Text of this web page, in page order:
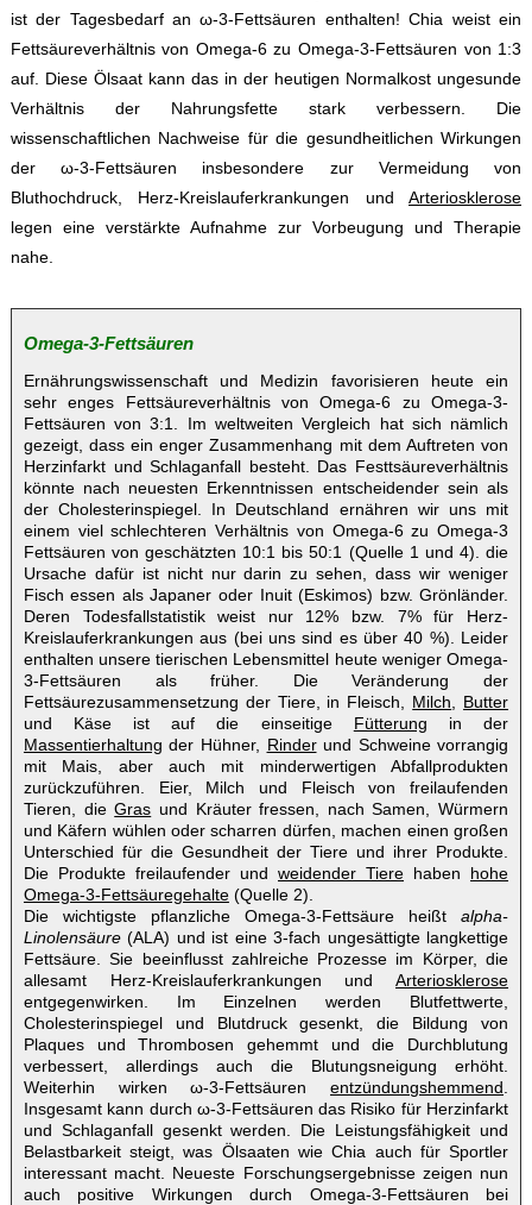
ist der Tagesbedarf an ω-3-Fettsäuren enthalten! Chia weist ein
Fettsäureverhältnis von Omega-6 zu Omega-3-Fettsäuren von 1:3
auf. Diese Ölsaat kann das in der heutigen Normalkost ungesunde
Verhältnis der Nahrungsfette stark verbessern. Die
wissenschaftlichen Nachweise für die gesundheitlichen Wirkungen
der ω-3-Fettsäuren insbesondere zur Vermeidung von
Bluthochdruck, Herz-Kreislauferkrankungen undArteriosklerose
legen eine verstärkte Aufnahme zur Vorbeugung und Therapie
nahe.
Omega-3-Fettsäuren
Ernährungswissenschaft und Medizin favorisieren heute ein
sehr enges Fettsäureverhältnis vonOmega-6 zu Omega-3-
Fettsäuren von 3:1. Im weltweiten Vergleich hat sich nämlich
gezeigt, dass ein enger Zusammenhang mit dem Auftreten von
Herzinfarkt und Schlaganfall besteht. Das Festtsäureverhältnis
könnte nach neuesten Erkenntnissen entscheidender sein als
der Cholesterinspiegel. In Deutschland ernähren wir uns mit
einem viel schlechteren Verhältnis von Omega-6zu Omega-3
Fettsäuren von geschätzten 10:1 bis 50:1 (Quelle 1 und 4). die
Ursache dafür ist nicht nur darin zu sehen, dass wir weniger
Fisch essen als Japaner oder Inuit (Eskimos) bzw. Grönländer.
Deren Todesfallstatistik weist nur 12% bzw. 7% für Herz-
Kreislauferkrankungen aus (bei uns sind es über 40 %). Leider
enthalten unsere tierischen Lebensmittel heute weniger Omega-
3-Fettsäuren als früher. Die Veränderung der
Fettsäurezusammensetzung der Tiere, in Fleisch, Milch
Butter
und Käse ist auf die einseitige Fütterung in der
Massentierhaltung der Hühner, Rinderund Schweine vorrangig
mit Mais, aber auch mit minderwertigen Abfallprodukten
zurückzuführen. Eier, Milch und Fleisch von freilaufenden
Tieren, dieGras und Kräuter fressen, nach Samen, Würmern
und Käfern wühlen oder scharren dürfen, machen einen großen
Unterschied für die Gesundheit der Tiere und ihrer Produkte.
Die Produkte freilaufender und weidender Tiere haben hohe
Omega-3-Fettsäuregehalte(Quelle 2).
Die wichtigste pflanzliche Omega-3-Fettsäure heißtalpha-
Linolensäure(ALA) und ist eine 3-fach ungesättigte langkettige
Fettsäure. Sie beeinflusst zahlreiche Prozesse im Körper, die
allesamt Herz-Kreislauferkrankungen undArteriosklerose
entgegenwirken. Im Einzelnen werden Blutfettwerte,
Cholesterinspiegel und Blutdruck gesenkt, die Bildung von
Plaques und Thrombosen gehemmt und die Durchblutung
verbessert, allerdings auch die Blutungsneigung erhöht.
Weiterhin wirken ω-3-Fettsäurenentzündungshemmend
Insgesamt kann durch ω-3-Fettsäuren das Risiko für Herzinfarkt
und Schlaganfall gesenkt werden. Die Leistungsfähigkeit und
Belastbarkeit steigt, was Ölsaaten wie Chia auch für Sportler
interessant macht. Neueste Forschungsergebnisse zeigen nun
auch positive Wirkungen durch Omega-3-Fettsäuren bei